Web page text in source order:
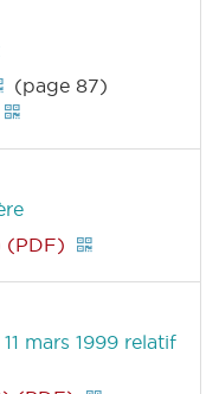
(page 87)
(PDF)
mars 1999 relatif